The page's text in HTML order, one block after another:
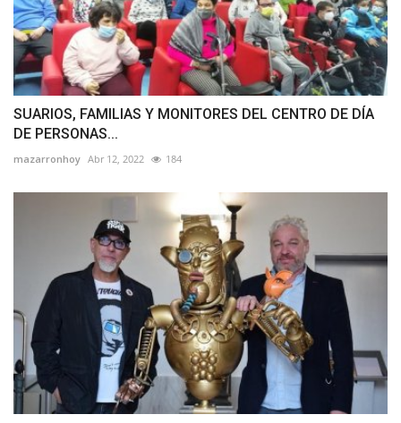
SUARIOS, FAMILIAS Y MONITORES DEL CENTRO DE DÍA
DE PERSONAS...
mazarronhoy Abr 12, 2022 184